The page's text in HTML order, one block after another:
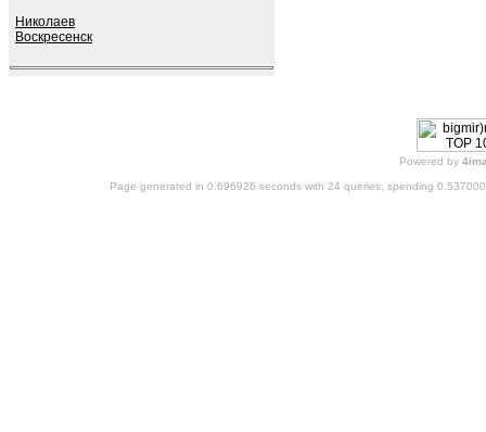
Николаев
Воскресенск
Powered by
Page generated in 0.696926 seconds with 24 queries, spending